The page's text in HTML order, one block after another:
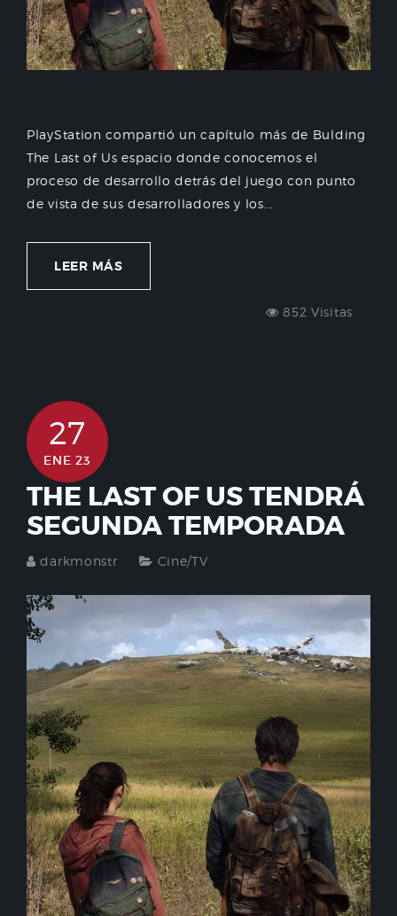
PlayStation compartió un capítulo más de Bulding
The Last of Us espacio donde conocemos el
proceso de desarrollo detrás del juego con punto
de vista de sus desarrolladores y los...
LEER MÁS
852 Visitas
27
ENE 23
THE LAST OF US TENDRÁ
SEGUNDA TEMPORADA
darkmonstr Cine/TV